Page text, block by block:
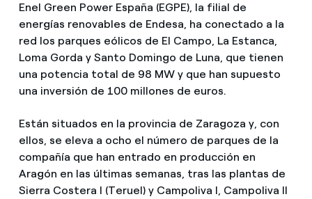
Enel Green Power España (EGPE), la filial de
energías renovables de Endesa, ha conectado a la
red los parques eólicos de El Campo, La Estanca,
Loma Gorda y Santo Domingo de Luna, que tienen
una potencia total de 98 MW y que han supuesto
una inversión de 100 millones de euros.
Están situados en la provincia de Zaragoza y, con
ellos, se eleva a ocho el número de parques de la
compañía que han entrado en producción en
Aragón en las últimas semanas, tras las plantas de
Sierra Costera I (Teruel) y Campoliva I, Campoliva II